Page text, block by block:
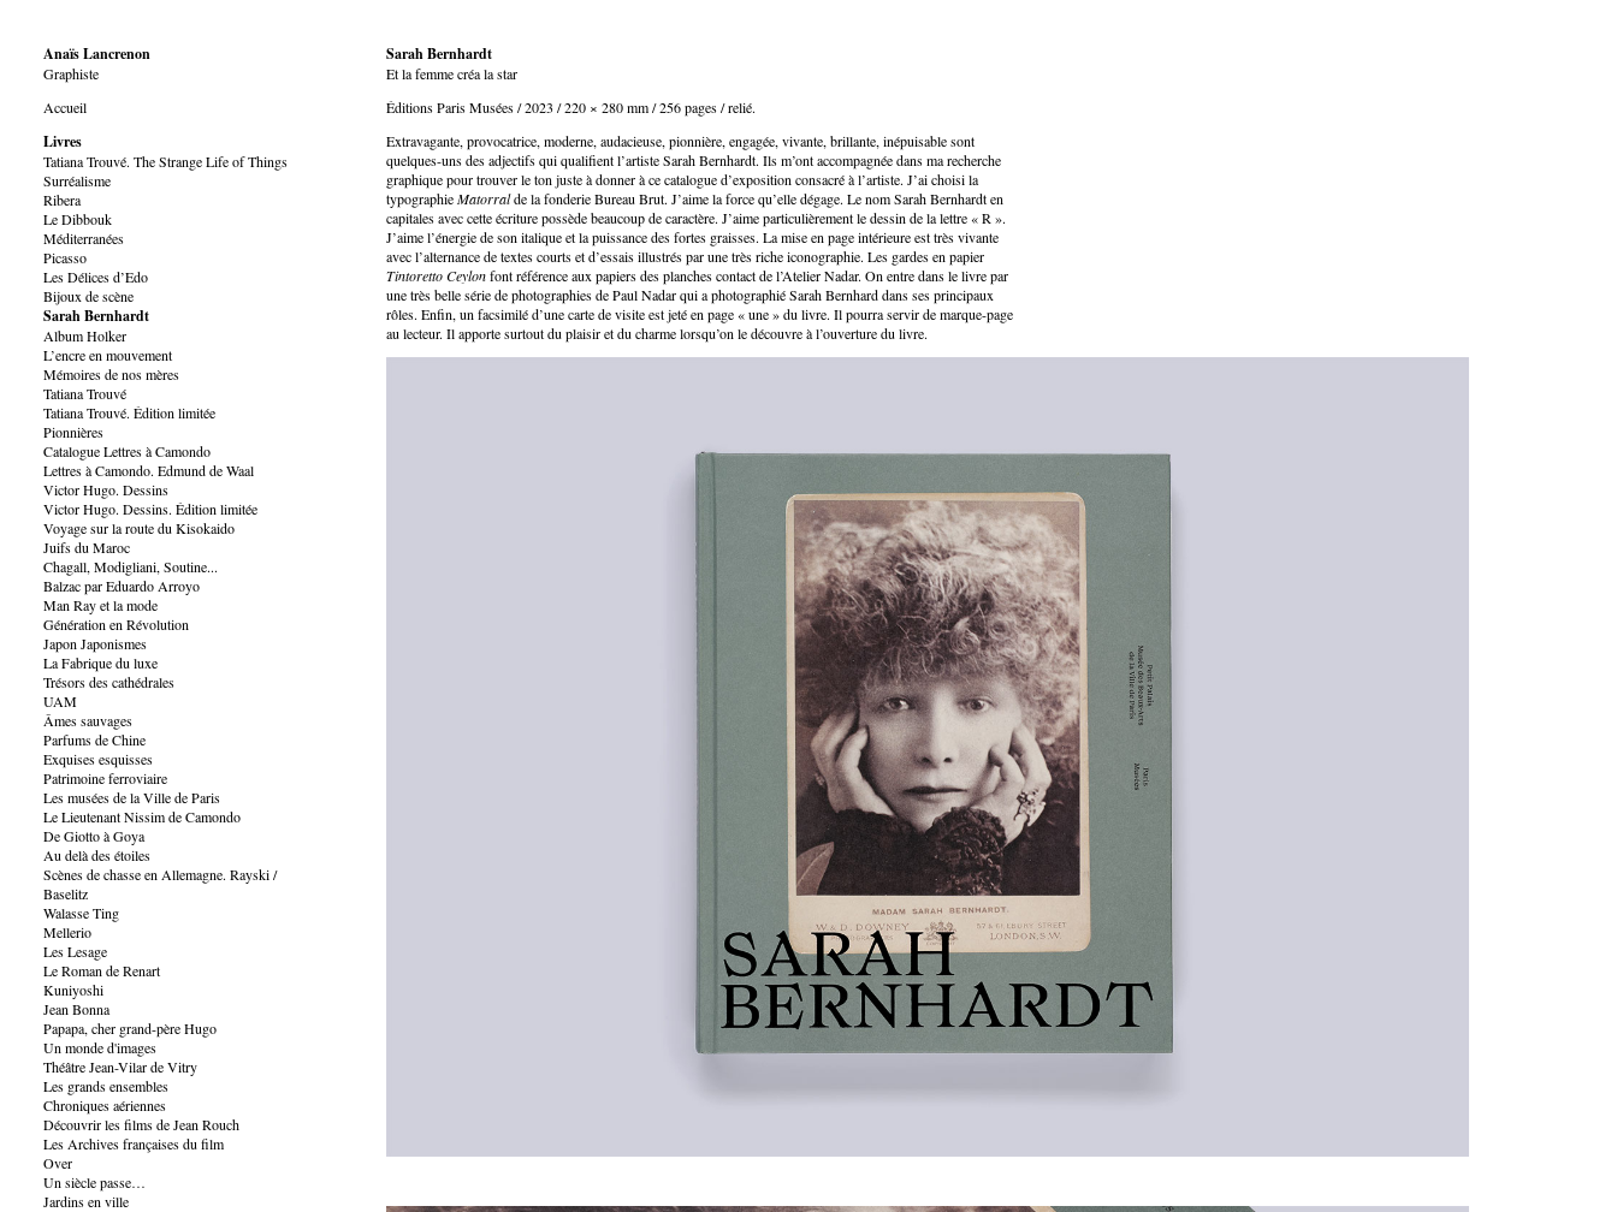
Anaïs Lancrenon
Graphiste
Accueil
Livres
Tatiana Trouvé. The Strange Life of Things
Surréalisme
Ribera
Le Dibbouk
Méditerranées
Picasso
Les Délices d’Edo
Bijoux de scène
Sarah Bernhardt
Album Holker
L’encre en mouvement
Mémoires de nos mères
Tatiana Trouvé
Tatiana Trouvé. Édition limitée
Pionnières
Catalogue Lettres à Camondo
Lettres à Camondo. Edmund de Waal
Victor Hugo. Dessins
Victor Hugo. Dessins. Édition limitée
Voyage sur la route du Kisokaido
Juifs du Maroc
Chagall, Modigliani, Soutine...
Balzac par Eduardo Arroyo
Man Ray et la mode
Génération en Révolution
Japon Japonismes
La Fabrique du luxe
Trésors des cathédrales
UAM
Âmes sauvages
Parfums de Chine
Exquises esquisses
Patrimoine ferroviaire
Les musées de la Ville de Paris
Le Lieutenant Nissim de Camondo
De Giotto à Goya
Au delà des étoiles
Scènes de chasse en Allemagne. Rayski /
Baselitz
Walasse Ting
Mellerio
Les Lesage
Le Roman de Renart
Kuniyoshi
Jean Bonna
Papapa, cher grand-père Hugo
Un monde d'images
Théâtre Jean-Vilar de Vitry
Les grands ensembles
Chroniques aériennes
Découvrir les films de Jean Rouch
Les Archives françaises du film
Over
Un siècle passe…
Jardins en ville
Sarah Bernhardt
Et la femme créa la star
Éditions Paris Musées / 2023 / 220 × 280 mm / 256 pages / relié.
Extravagante, provocatrice, moderne, audacieuse, pionnière, engagée, vivante, brillante, inépuisable sont
quelques-uns des adjectifs qui qualifient l’artiste Sarah Bernhardt. Ils m’ont accompagnée dans ma recherche
graphique pour trouver le ton juste à donner à ce catalogue d’exposition consacré à l’artiste. J’ai choisi la
typographieMatorralde la fonderie Bureau Brut. J’aime la force qu’elle dégage. Le nom Sarah Bernhardt en
capitales avec cette écriture possède beaucoup de caractère. J’aime particulièrement le dessin de la lettre « R ».
J’aime l’énergie de son italique et la puissance des fortes graisses. La mise en page intérieure est très vivante
avec l’alternance de textes courts et d’essais illustrés par une très riche iconographie. Les gardes en papier
Tintoretto Ceylonfont référence aux papiers des planches contact de l’Atelier Nadar. On entre dans le livre par
une très belle série de photographies de Paul Nadar qui a photographié Sarah Bernhard dans ses principaux
rôles. Enfin, un facsimilé d’une carte de visite est jeté en page « une » du livre. Il pourra servir de marque-page
au lecteur. Il apporte surtout du plaisir et du charme lorsqu’on le découvre à l’ouverture du livre.